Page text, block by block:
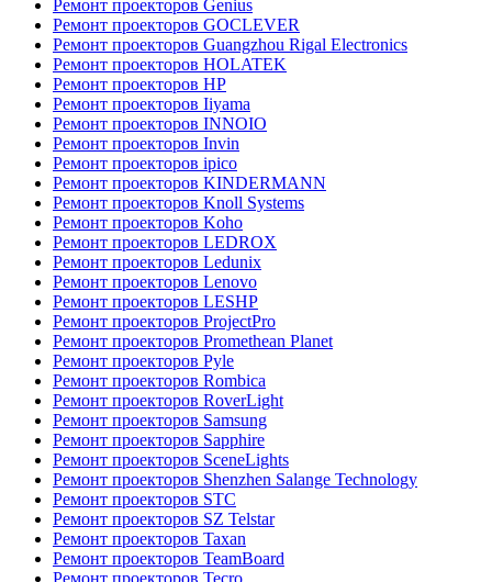
Ремонт проекторов Genius
Ремонт проекторов GOCLEVER
Ремонт проекторов Guangzhou Rigal Electronics
Ремонт проекторов HOLATEK
Ремонт проекторов HP
Ремонт проекторов Iiyama
Ремонт проекторов INNOIO
Ремонт проекторов Invin
Ремонт проекторов ipico
Ремонт проекторов KINDERMANN
Ремонт проекторов Knoll Systems
Ремонт проекторов Koho
Ремонт проекторов LEDROX
Ремонт проекторов Ledunix
Ремонт проекторов Lenovo
Ремонт проекторов LESHP
Ремонт проекторов ProjectPro
Ремонт проекторов Promethean Planet
Ремонт проекторов Pyle
Ремонт проекторов Rombica
Ремонт проекторов RoverLight
Ремонт проекторов Samsung
Ремонт проекторов Sapphire
Ремонт проекторов SceneLights
Ремонт проекторов Shenzhen Salange Technology
Ремонт проекторов STC
Ремонт проекторов SZ Telstar
Ремонт проекторов Taxan
Ремонт проекторов TeamBoard
Ремонт проекторов Tecro